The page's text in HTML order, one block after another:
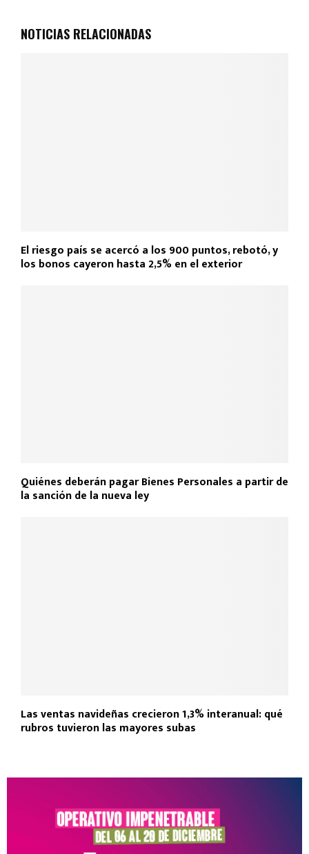
NOTICIAS RELACIONADAS
El riesgo país se acercó a los 900 puntos, rebotó, y
los bonos cayeron hasta 2,5% en el exterior
Quiénes deberán pagar Bienes Personales a partir de
la sanción de la nueva ley
Las ventas navideñas crecieron 1,3% interanual: qué
rubros tuvieron las mayores subas